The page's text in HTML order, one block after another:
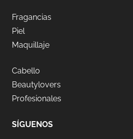
Fragancias
Piel
Maquillaje
Cabello
Beautylovers
Profesionales
SÍGUENOS